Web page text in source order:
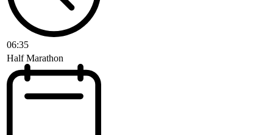
06:35
Half Marathon